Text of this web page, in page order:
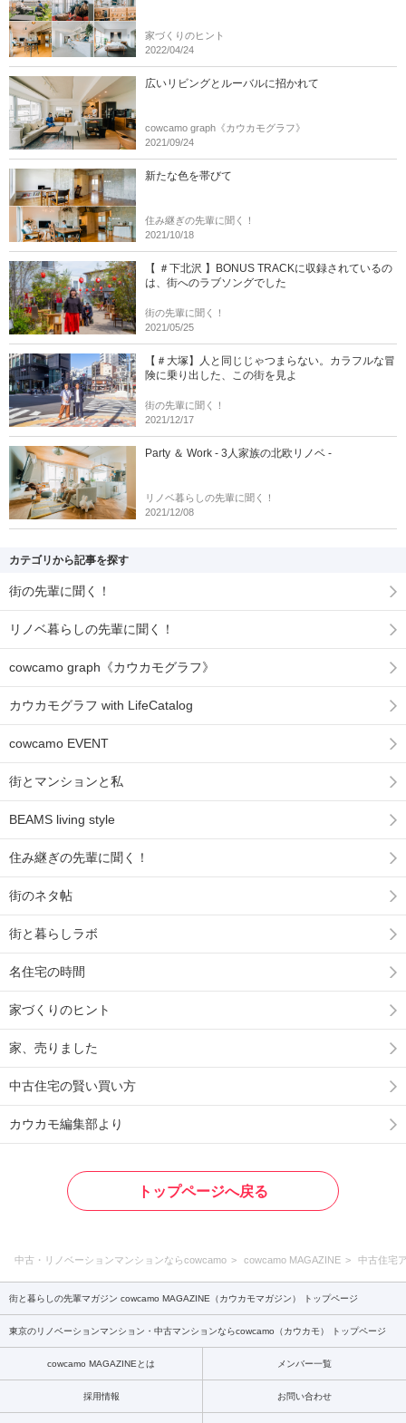
家づくりのヒント
2022/04/24
広いリビングとルーバルに招かれて
cowcamo graph《カウカモグラフ》
2021/09/24
新たな色を帯びて
住み継ぎの先輩に聞く！
2021/10/18
【 ＃下北沢 】BONUS TRACKに収録されているの
は、街へのラブソングでした
街の先輩に聞く！
2021/05/25
【＃大塚】人と同じじゃつまらない。カラフルな冒
険に乗り出した、この街を見よ
街の先輩に聞く！
2021/12/17
Party ＆ Work - 3人家族の北欧リノベ -
リノベ暮らしの先輩に聞く！
2021/12/08
カテゴリから記事を探す
街の先輩に聞く！
リノベ暮らしの先輩に聞く！
cowcamo graph《カウカモグラフ》
カウカモグラフ with LifeCatalog
cowcamo EVENT
街とマンションと私
BEAMS living style
住み継ぎの先輩に聞く！
街のネタ帖
街と暮らしラボ
名住宅の時間
家づくりのヒント
家、売りました
中古住宅の賢い買い方
カウカモ編集部より
トップページへ戻る
中古・リノベーションマンションならcowcamo cowcamo MAGAZINE 中古住宅
街と暮らしの先輩マガジン cowcamo MAGAZINE（カウカモマガジン） トップページ
東京のリノベーションマンション・中古マンションならcowcamo（カウカモ） トップページ
cowcamo MAGAZINEとは メンバー一覧
採用情報 お問い合わせ